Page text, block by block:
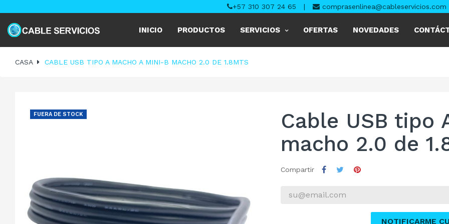
+57 310 307 24 65 | comprasenlinea@cableservicios.com
INICIO PRODUCTOS SERVICIOS OFERTAS NOVEDADES
CASA CABLE USB TIPO A MACHO A MINI-B MACHO 2.0 DE 1.8MTS
FUERA DE STOCK
Cable USB tipo
macho 2.0 de
Compartir
NOTIFICARME